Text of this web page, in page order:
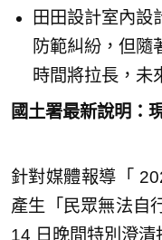
田田設計室內設
防範糾紛，但隨
時間將拉長，未
國土署最新說明：
針對媒體報導「
產生「民眾無法自
14 日晚間特別澄清